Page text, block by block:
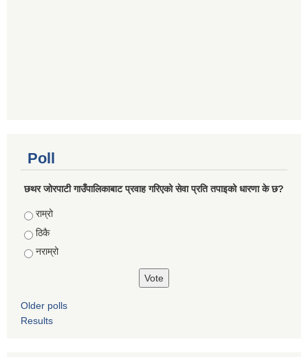
Poll
छथर जोरपाटी गाउँपालिकाबाट प्रवाह गरिएको सेवा प्रति तपाइको धारणा के छ?
Choices
राम्रो
ठिकै
नराम्रो
Older polls
Results